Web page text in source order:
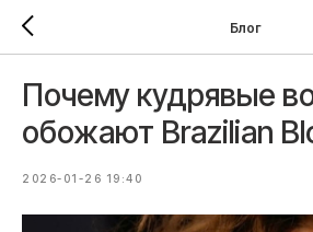
Блог
Почему кудрявые
обожают Brazilian
2026-01-26 19:40